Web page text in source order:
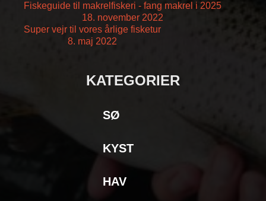
Fiskeguide til makrelfiskeri - fang makrel i 2025
18. november 2022
Super vejr til vores årlige fisketur
8. maj 2022
KATEGORIER
SØ
KYST
HAV